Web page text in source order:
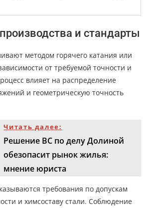
и стандарты
методом горячего катания или
от требуемой точности и
влияет на распределение
и геометрическую точность
Читать далее:
Решение ВС по делу Долиной
обезопасит рынок жилья:
мнение юриста
требования по допускам
и химсоставу стали. Соблюдение